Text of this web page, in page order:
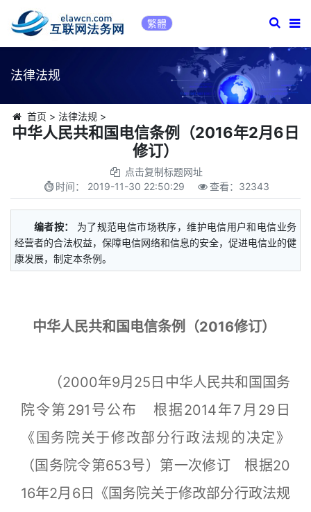
繁體
法律法规
首页 > 法律法规 >
中华人民共和国电信条例（2016年2月6日
修订）
点击复制标题网址
时间： 2019-11-30 22:50:29 查看： 32343
编者按：
为了规范电信市场秩序，维护电信用户和电信业务
经营者的合法权益，保障电信网络和信息的安全，促进电信业的健
康发展，制定本条例。
中华人民共和国电信条例（2016修订）
（2000年9月25日中华人民共和国国务
院令第291号公布 根据2014年7月29日
《国务院关于修改部分行政法规的决定》
（国务院令第653号）第一次修订 根据20
16年2月6日《国务院关于修改部分行政法规